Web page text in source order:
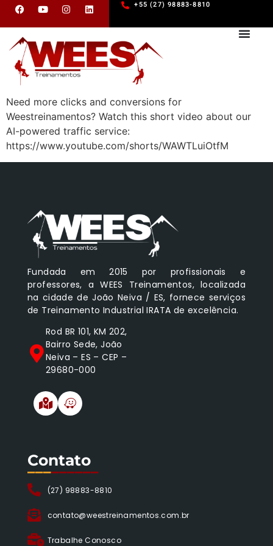
+55 (27) 98883-8810
Need more clicks and conversions for
Weestreinamentos? Watch this short video about our
AI-powered traffic service:
https://www.youtube.com/shorts/WAWTLuiOtfM
Fundada em 2015 por profissionais e
professores, a WEES Treinamentos, localizada
na cidade de João Neiva / ES, fornece serviços
de Treinamento Industrial IRATA de excelência.
Rod BR 101, KM 202,
Bairro Sede, João
Neiva – ES – CEP –
29680-000
Contato
(27) 98883-8810
contato@weestreinamentos.com.br
Trabalhe Conosco
_________